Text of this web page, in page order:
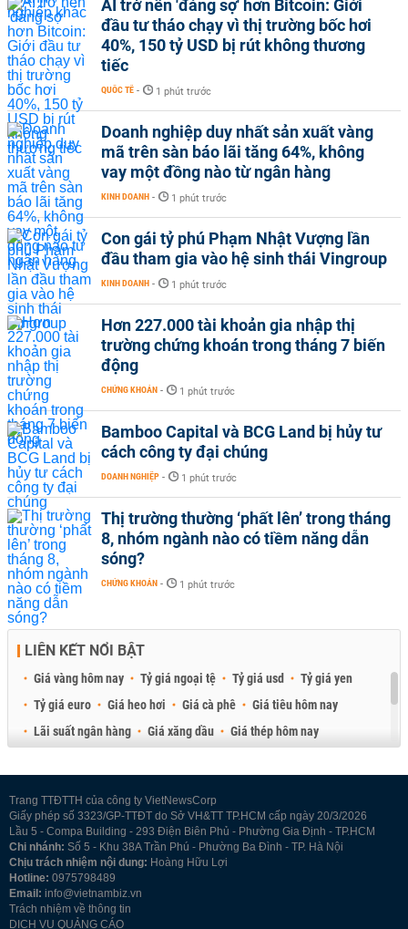
AI trở nên 'đáng sợ' hơn Bitcoin: Giới
đầu tư tháo chạy vì thị trường bốc hơi
40%, 150 tỷ USD bị rút không thương
tiếc
QUỐC TẾ - 1 phút trước
Doanh nghiệp duy nhất sản xuất vàng
mã trên sàn báo lãi tăng 64%, không
vay một đồng nào từ ngân hàng
KINH DOANH - 1 phút trước
Con gái tỷ phú Phạm Nhật Vượng lần
đầu tham gia vào hệ sinh thái Vingroup
KINH DOANH - 1 phút trước
Hơn 227.000 tài khoản gia nhập thị
trường chứng khoán trong tháng 7 biến
động
CHỨNG KHOÁN - 1 phút trước
Bamboo Capital và BCG Land bị hủy tư
cách công ty đại chúng
DOANH NGHIỆP - 1 phút trước
Thị trường thường ‘phất lên’ trong tháng
8, nhóm ngành nào có tiềm năng dẫn
sóng?
CHỨNG KHOÁN - 1 phút trước
LIÊN KẾT NỔI BẬT
Giá vàng hôm nay Tỷ giá ngoại tệ Tỷ giá usd
Tỷ giá yen
Tỷ giá euro
Giá heo hơi Giá cà phê
Giá tiêu hôm nay
Lãi suất ngân hàng
Giá xăng dầu
Giá thép hôm nay
Trang TTĐTTH của công ty VietNewsCorp
Giấy phép số 3323/GP-TTĐT do Sở VH&TT TP.HCM cấp ngày 20/3/2026
Lầu 5 - Compa Building - 293 Điện Biên Phủ - Phường Gia Định - TP.HCM
Chi nhánh: Số 5 - Khu 38A Trần Phú - Phường Ba Đình - TP. Hà Nội
Chịu trách nhiệm nội dung: Hoàng Hữu Lợi
Hotline: 0975798489
Email: info@vietnambiz.vn
Trách nhiệm về thông tin
DỊCH VỤ QUẢNG CÁO